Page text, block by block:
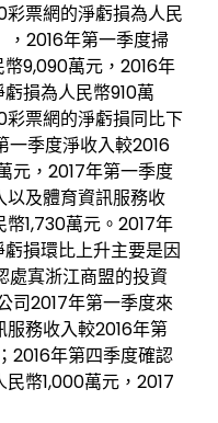
票網的淨虧損為人民
，2016年第一季度掃
9,090萬元，2016年
損為人民幣910萬
票網的淨虧損同比下
一季度淨收入較2016
元，2017年第一季度
及體育資訊服務收
1,730萬元。2017年
損環比上升主要是因
處寘浙江商盟的投資
司2017年第一季度來
務收入較2016年第
2016年第四季度確認
幣1,000萬元，2017